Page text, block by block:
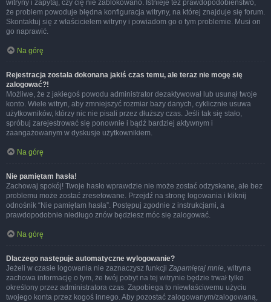
witryny i zapytaj, czy cię nie zablokowano. Istnieje też prawdopodobieństwo,
że problem powoduje błędna konfiguracja witryny, na której znajduje się forum.
Skontaktuj się z właścicielem witryny i powiadom go o tym problemie. Musi on
go naprawić.
Na górę
Rejestracja została dokonana jakiś czas temu, ale teraz nie mogę się
zalogować?!
Możliwe, że z jakiegoś powodu administrator dezaktywował lub usunął twoje
konto. Wiele witryn, aby zmniejszyć rozmiar bazy danych, cyklicznie usuwa
użytkowników, którzy nic nie pisali przez dłuższy czas. Jeśli tak się stało,
spróbuj zarejestrować się ponownie i bądź bardziej aktywnym i
zaangażowanym w dyskusje użytkownikiem.
Na górę
Nie pamiętam hasła!
Zachowaj spokój! Twoje hasło wprawdzie nie może zostać odzyskane, ale bez
problemu może zostać zresetowane. Przejdź na stronę logowania i kliknij
odnośnik “Nie pamiętam hasła”. Postępuj zgodnie z instrukcjami, a
prawdopodobnie niedługo znów będziesz móc się zalogować.
Na górę
Dlaczego następuje automatyczne wylogowanie?
Jeżeli w czasie logowania nie zaznaczysz funkcji Zapamiętaj mnie, witryna
zachowa informację o tym, że twój pobyt na tej witrynie będzie trwał tylko
określony przez administratora czas. Zapobiega to niewłaściwemu użyciu
twojego konta przez kogoś innego. Aby pozostać zalogowanym/zalogowaną,